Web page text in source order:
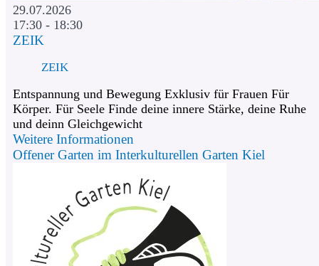
29.07.2026
17:30 - 18:30
ZEIK
ZEIK
Entspannung und Bewegung Exklusiv für Frauen Für
Körper. Für Seele Finde deine innere Stärke, deine Ruhe
und deinn Gleichgewicht
Weitere Informationen
Offener Garten im Interkulturellen Garten Kiel